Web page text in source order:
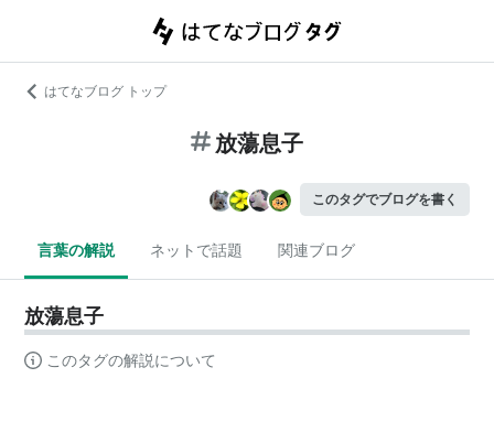
はてなブログ トップ
放蕩息子
このタグでブログを書く
言葉の解説 ネットで話題 関連ブログ
放蕩息子
このタグの解説について